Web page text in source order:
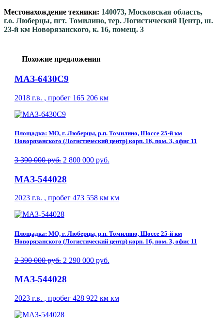
Местонахождение техники: 140073, Московская область,
г.о. Люберцы, пгт. Томилино, тер. Логистический Центр, ш.
23-й км Новорязанского, к. 16, помещ. 3
Похожие предложения
МАЗ-6430C9
2018 г.в. , пробег 165 206 км
Площадка: МО, г. Люберцы, р.п. Томилино, Шоссе 25-й км
Новорязанского (Логистический центр) корп. 16, пом. 3, офис 11
3 390 000 руб. 2 800 000 руб.
МАЗ-544028
2023 г.в. , пробег 473 558 км км
Площадка: МО, г. Люберцы, р.п. Томилино, Шоссе 25-й км
Новорязанского (Логистический центр) корп. 16, пом. 3, офис 11
2 390 000 руб. 2 290 000 руб.
МАЗ-544028
2023 г.в. , пробег 428 922 км км